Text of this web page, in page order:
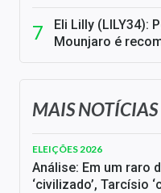
Eli Lilly (LILY34):
Mounjaro é
MAIS NOTÍCIAS
ELEIÇÕES 2026
Análise: Em um raro
‘civilizado’, Tarcísio